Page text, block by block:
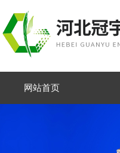
网站首页